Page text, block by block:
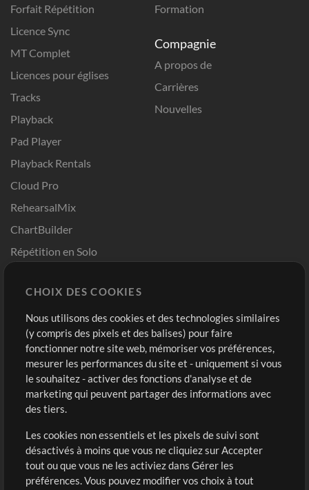
Forfait Répétition
Licence Sync
MT Complet
Licences pour églises
Tracks
Playback
Pad Player
Playback Rentals
Cloud Pro
RehearsalMix
ChartBuilder
Répétition en Solo
Modèles ProPresenter
Sons
Formation
Compagnie
A propos de
Carrières
Nouvelles
Boutique
Acheter des crédits
Contenu gratuit
Demander les pistes
Extras
Sessions
Compte
Connexion
S'inscrire
CHOIX DES COOKIES
Nous utilisons des cookies et des technologies similaires
(y compris des pixels et des balises) pour faire
fonctionner notre site web, mémoriser vos préférences,
mesurer les performances du site et - uniquement si vous
le souhaitez - activer des fonctions d'analyse et de
marketing qui peuvent partager des informations avec
des tiers.
Les cookies non essentiels et les pixels de suivi sont
désactivés à moins que vous ne cliquiez sur Accepter
tout ou que vous ne les activiez dans Gérer les
préférences. Vous pouvez modifier vos choix à tout